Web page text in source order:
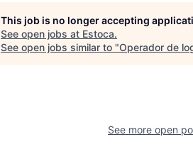
This job is no longer accepting
See open jobs at Estoca.
See open jobs similar to "Operador de
See more open